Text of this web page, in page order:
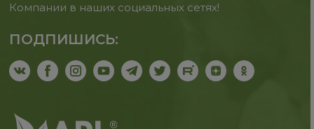
Компании в наших социальных сетях!
ПОДПИШИСЬ: